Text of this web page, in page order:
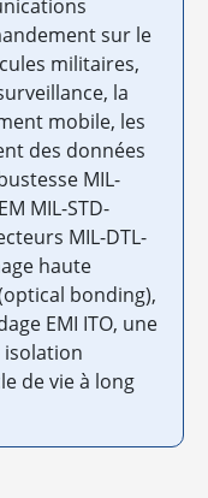
sur le
militaires,
la
mobile, les
des données
MIL-
MIL-STD-
MIL-DTL-
haute
bonding),
EMI ITO, une
isolation
de vie à long